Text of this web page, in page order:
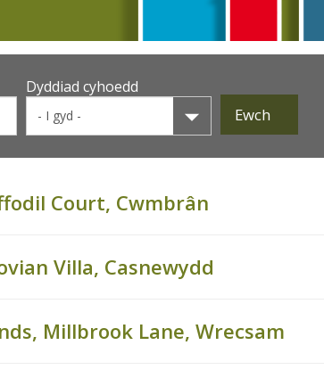
Dyddiad cyhoedd
Court, Cwmbrân
Villa, Casnewydd
Millbrook Lane, Wrecsam